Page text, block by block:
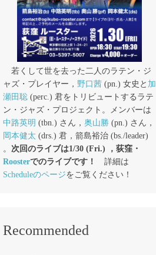
若くして世を去った二人のラテン・ジ
ャズ・プレイヤー， 野口茜 (pn.) 女史と 加
瀬田聡 (perc.) 君をトリビュートするラテ
ン・ジャズ・プロジェクト。メンバーは
中路英明 (tbn.) さん， 奥山勝 (pn.) さん，
岡本健太 (drs.) 君，箭島裕治 (bs./leader)
。 次回のライブは1/30 (Fri.) ，荻窪・
Roosterでのライブです！
詳細は
Scheduleのページをご覧ください！
Recommended